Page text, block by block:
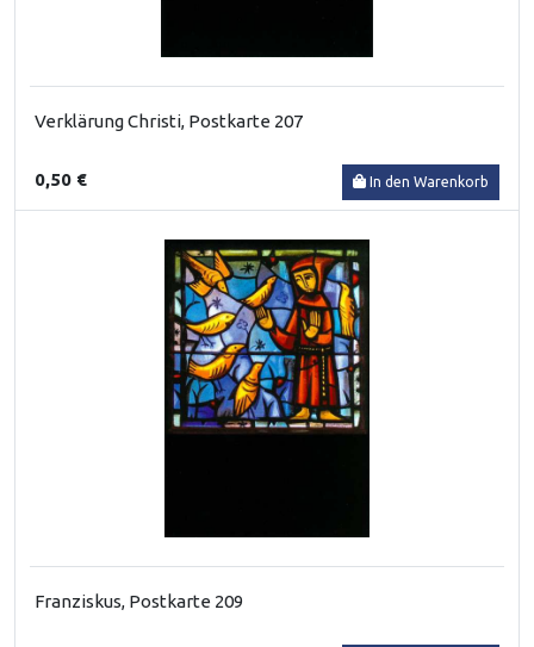
Verklärung Christi, Postkarte 207
0,50 € In den Warenkorb
Franziskus, Postkarte 209